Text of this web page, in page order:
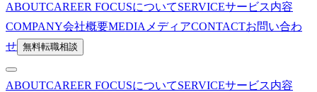
ABOUTCAREER FOCUSについてSERVICEサービス内容
COMPANY会社概要MEDIA メディアCONTACTお問い合わ
せ 無料転職相談
ABOUTCAREER FOCUSについてSERVICEサービス内容